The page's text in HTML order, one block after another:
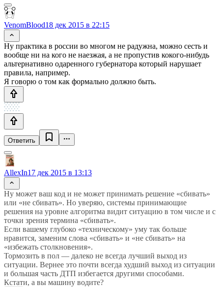
VenomBlood18 дек 2015 в 22:15
Ну практика в россии во многом не радужна, можно сесть и
вообще ни на кого не наезжая, а не пропустив кокого-нибудь
альтернативно одаренного губернатора который нарушает
правила, например.
Я говорю о том как формально должно быть.
Ответить
AllexIn17 дек 2015 в 13:13
Ну может ваш код и не может принимать решение «сбивать»
или «не сбивать». Но уверяю, системы принимающие
решения на уровне алгоритма видит ситуацию в том числе и с
точки зрения термина «сбивать».
Если вашему глубоко «техническому» уму так больше
нравится, заменим слова «сбивать» и «не сбивать» на
«избежать столкновения».
Тормозить в пол — далеко не всегда лучший выход из
ситуации. Вернее это почти всегда худший выход из ситуации
и большая часть ДТП избегается другими способами.
Кстати, а вы машину водите?